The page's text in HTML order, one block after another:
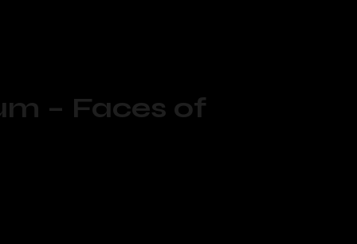
– Faces of